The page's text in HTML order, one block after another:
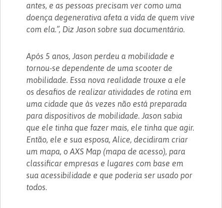
antes, e as pessoas precisam ver como uma
doença degenerativa afeta a vida de quem vive
com ela.”, Diz Jason sobre sua documentário.
Após 5 anos, Jason perdeu a mobilidade e
tornou-se dependente de uma scooter de
mobilidade. Essa nova realidade trouxe a ele
os desafios de realizar atividades de rotina em
uma cidade que às vezes não está preparada
para dispositivos de mobilidade. Jason sabia
que ele tinha que fazer mais, ele tinha que agir.
Então, ele e sua esposa, Alice, decidiram criar
um mapa, o AXS Map (mapa de acesso), para
classificar empresas e lugares com base em
sua acessibilidade e que poderia ser usado por
todos.